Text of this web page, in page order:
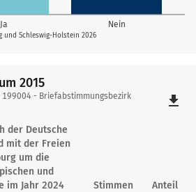
Ja Nein
Schleswig-Holstein 2026
2015
- Briefabstimmungsbezirk
file_download
der Deutsche
mit der Freien
um die
und
im Jahr 2024
Stimmen Anteil